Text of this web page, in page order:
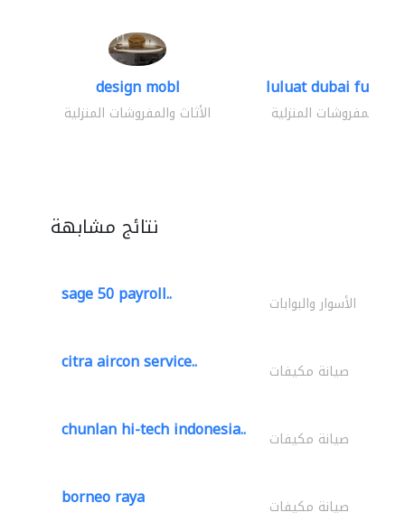
design mobl
الأثاث والمفروشات المنزلية
luluat dubai
والمفروشات المنزلية
نتائج مشابهة
sage 50 payroll.. الأسوار والبوابات
citra aircon service.. صيانة مكيفات
chunlan hi-tech indonesia.. صيانة مكيفات
borneo raya صيانة مكيفات